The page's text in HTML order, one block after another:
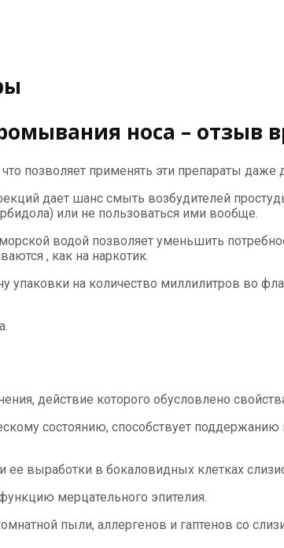
носа – отзыв
позволяет применять эти препараты даже
дает шанс смыть возбудителей
или не пользоваться ими вообще.
водой позволяет уменьшить
, как на наркотик.
упаковки на количество миллилитров во
действие которого обусловлено
состоянию, способствует
выработки в бокаловидных клетках
мерцательного эпителия.
пыли, аллергенов и гаптенов со